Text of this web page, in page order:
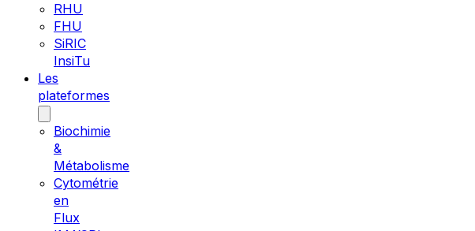
RHU
FHU
SiRIC
InsiTu
Les
plateformes
Biochimie
&
Métabolisme
Cytométrie
en
Flux